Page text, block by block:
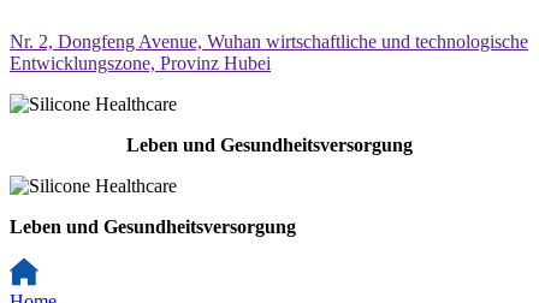
Nr. 2, Dongfeng Avenue, Wuhan wirtschaftliche und technologische
Entwicklungszone, Provinz Hubei
Leben und Gesundheitsversorgung
Leben und Gesundheitsversorgung